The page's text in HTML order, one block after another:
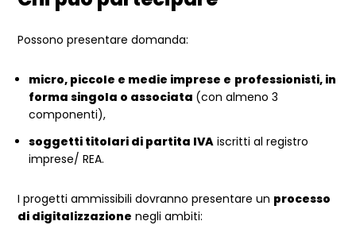
Possono presentare domanda:
micro, piccole e medie imprese e professionisti, in
forma singola o associata (con almeno 3
componenti),
soggetti titolari di partita IVA iscritti al registro
imprese/ REA.
I progetti ammissibili dovranno presentare un processo
di digitalizzazione negli ambiti: